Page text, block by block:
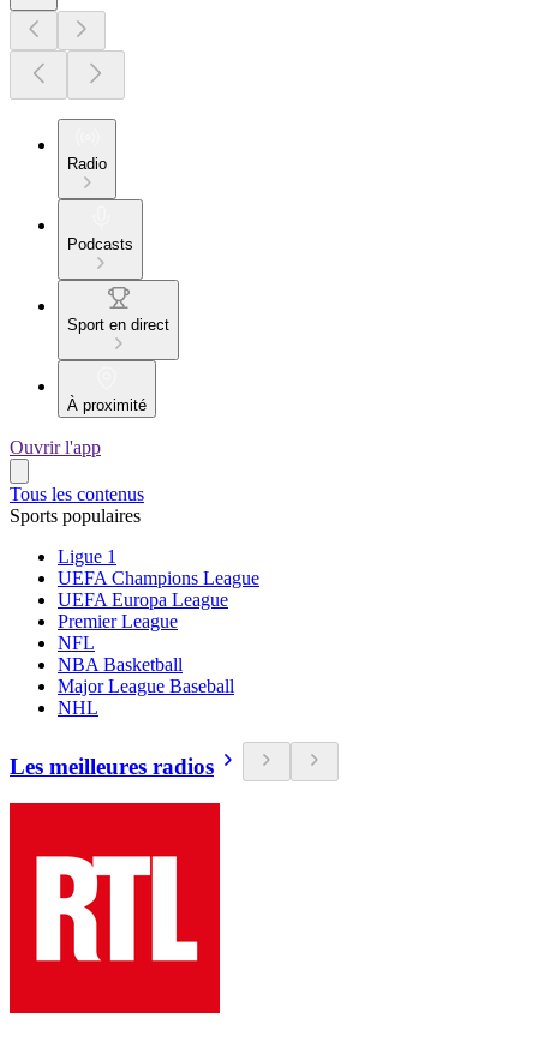
Radio
Podcasts
Sport en direct
À proximité
Ouvrir l'app
Tous les contenus
Sports populaires
Ligue 1
UEFA Champions League
UEFA Europa League
Premier League
NFL
NBA Basketball
Major League Baseball
NHL
Les meilleures radios